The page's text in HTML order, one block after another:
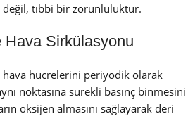
değil, tıbbi bir zorunluluktur.
Hava Sirkülasyonu
hava hücrelerini periyodik olarak
noktasına sürekli basınç binmesini
oksijen almasını sağlayarak deri